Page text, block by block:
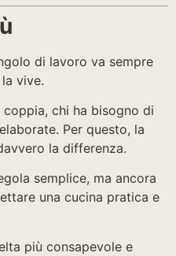
di lavoro va sempre
vive.
coppia, chi ha bisogno di
Per questo, la
la differenza.
semplice, ma ancora
una cucina pratica e
più consapevole e